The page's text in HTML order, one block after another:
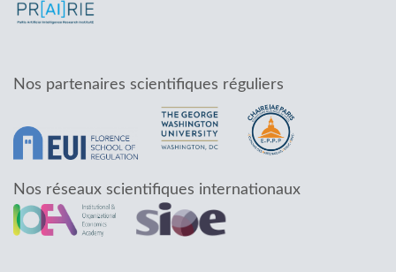
Nos partenaires scientifiques réguliers
Nos réseaux scientifiques internationaux